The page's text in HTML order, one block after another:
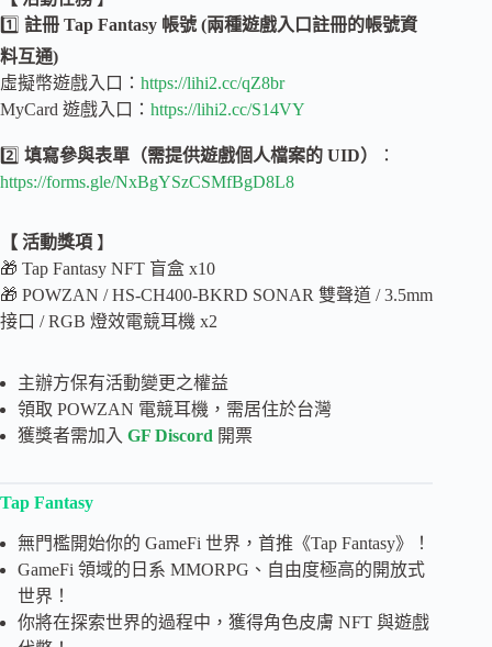
1️⃣ 註冊 Tap Fantasy 帳號 (兩種遊戲入口註冊的帳號資
料互通)
虛擬幣遊戲入口： https://lihi2.cc/qZ8br
MyCard 遊戲入口： https://lihi2.cc/S14VY
2️⃣ 填寫參與表單（需提供遊戲個人檔案的 UID）
：
https://forms.gle/NxBgYSzCSMfBgD8L8
【 活動獎項 】
🎁 Tap Fantasy NFT 盲盒 x10
🎁 POWZAN / HS-CH400-BKRD SONAR 雙聲道 / 3.5mm
接口 / RGB 燈效電競耳機 x2
主辦方保有活動變更之權益
領取 POWZAN 電競耳機，需居住於台灣
獲獎者需加入 GF Discord 開票
Tap Fantasy
無門檻開始你的 GameFi 世界，首推《Tap Fantasy》！
GameFi 領域的日系 MMORPG、自由度極高的開放式
世界！
你將在探索世界的過程中，獲得角色皮膚 NFT 與遊戲